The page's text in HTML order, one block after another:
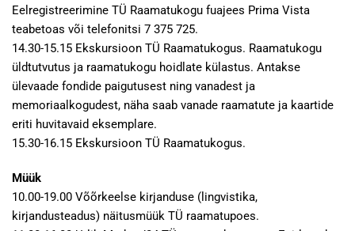
Eelregistreerimine TÜ Raamatukogu fuajees Prima Vista
teabetoas või telefonitsi 7 375 725.
14.30-15.15 Ekskursioon TÜ Raamatukogus. Raamatukogu
üldtutvutus ja raamatukogu hoidlate külastus. Antakse
ülevaade fondide paigutusest ning vanadest ja
memoriaalkogudest, näha saab vanade raamatute ja kaartide
eriti huvitavaid eksemplare.
15.30-16.15 Ekskursioon TÜ Raamatukogus.
Müük
10.00-19.00 Võõrkeelse kirjanduse (lingvistika,
kirjandusteadus) näitusmüük TÜ raamatupoes.